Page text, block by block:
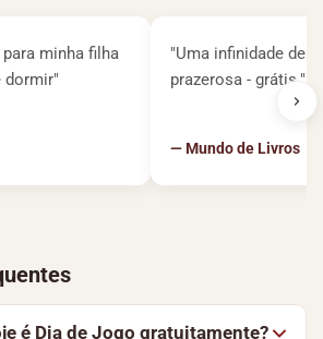
minha filha
dormir"
"Uma infinidade de
prazerosa - grátis."
— Mundo de Livros
é Dia de Jogo gratuitamente?